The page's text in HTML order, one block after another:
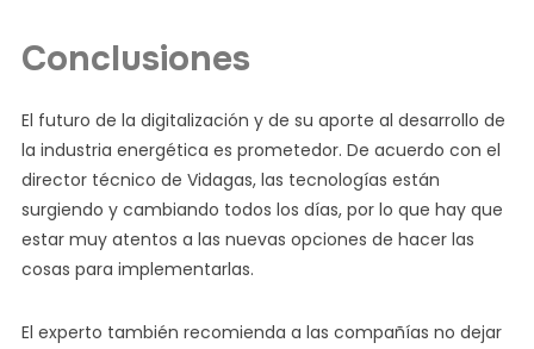
Conclusiones
El futuro de la digitalización y de su aporte al desarrollo de
la industria energética es prometedor. De acuerdo con el
director técnico de Vidagas, las tecnologías están
surgiendo y cambiando todos los días, por lo que hay que
estar muy atentos a las nuevas opciones de hacer las
cosas para implementarlas.
El experto también recomienda a las compañías no dejar